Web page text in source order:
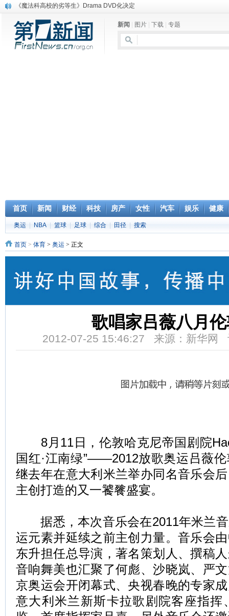
《魔法科高校的劣等生》Drama DVD化决定
消息称刘强东要求京东商城明年扭亏为盈
保健品也能吃出一身病? 康宝莱员工自揭多项家丑
煤价"跳水"电企利润"蹦高" 电煤联动亟待完善
新闻 图片 下载 专题
首页 新闻 财经 科技 房产 女性 汽车 娱乐 健康
奥运 NBA 篮球 足球 综合 田径 搜索
首页 > 体育 > 奥运 > 正文
歌唱家吕薇八月
2012-07-25 15:46:27 来源：新华网
8月11日，伦敦哈克尼帝国剧院
国红·江南绿”——2012放歌奥运吕薇
继去年在意大利米兰举办同名音乐会
主创打造的又一饕餮盛宴。
据悉，本次音乐会在2011年米兰音
运元素并延续之前主创力量。音乐会
东升担任总导演，著名策划人、撰稿
音响舞美也汇聚了何彪、沙晓岚、严
京奥运会开闭幕式、央视春晚的专家
意大利米兰新斯卡拉歌剧院客座指挥